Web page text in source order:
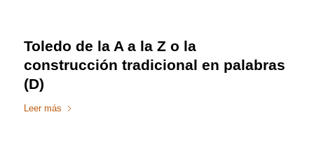
Toledo de la A a la Z o la
construcción tradicional en palabras
(D)
Leer más